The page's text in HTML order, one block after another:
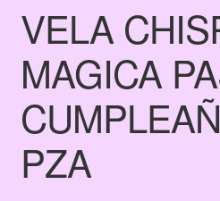
VELA
MAGICA
PZA